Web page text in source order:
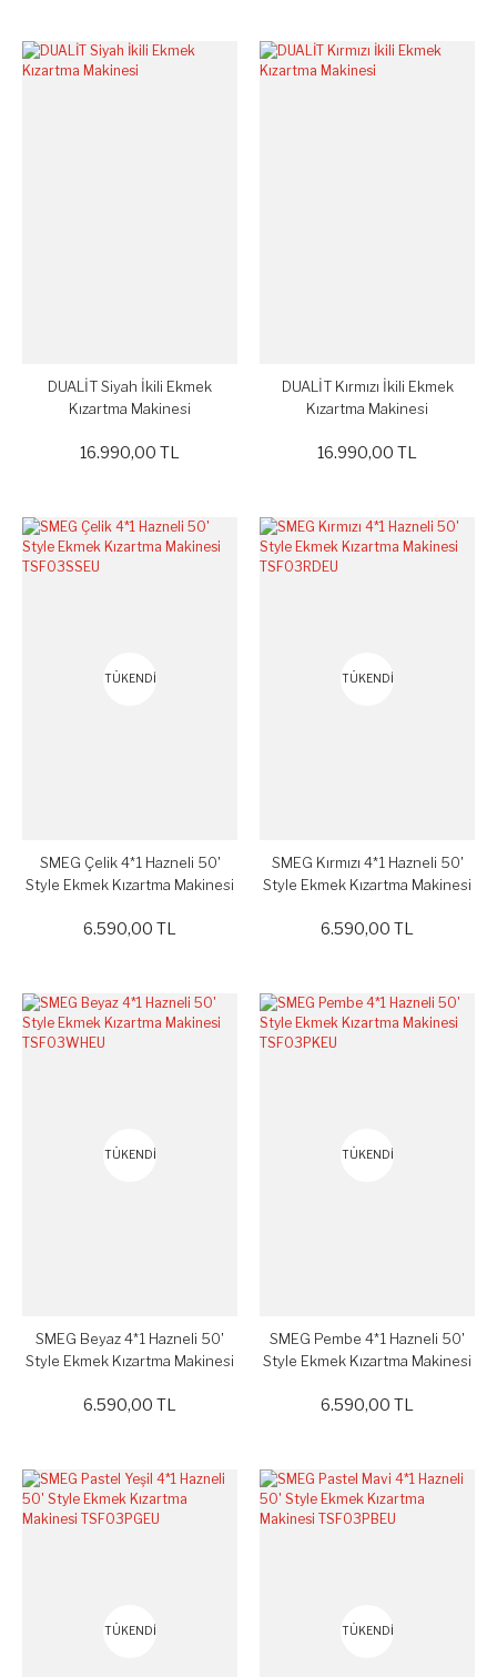
DUALİT Siyah İkili Ekmek
Kızartma Makinesi
16.990,00 TL
DUALİT Kırmızı İkili Ekmek
Kızartma Makinesi
16.990,00 TL
TÜKENDİ
SMEG Çelik 4*1 Hazneli 50'
Style Ekmek Kızartma Makinesi
6.590,00 TL
TÜKENDİ
SMEG Kırmızı 4*1 Hazneli 50'
Style Ekmek Kızartma Makinesi
6.590,00 TL
TÜKENDİ
SMEG Beyaz 4*1 Hazneli 50'
Style Ekmek Kızartma Makinesi
6.590,00 TL
TÜKENDİ
SMEG Pembe 4*1 Hazneli 50'
Style Ekmek Kızartma Makinesi
6.590,00 TL
TÜKENDİ TÜKENDİ